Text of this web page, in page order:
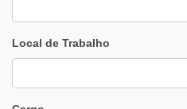
Local de Trabalho